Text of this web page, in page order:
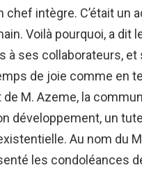
chef intègre. C’était un
Voilà pourquoi, a dit
à ses collaborateurs,
de joie comme en
de M. Azeme, la
développement, un
Au nom du
les condoléances